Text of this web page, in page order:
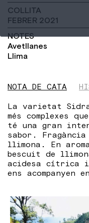
COLLITA
FEBRER 2021
NOTES
Avetllanes
Llima
NOTA DE CATA
La varietat
més complexes
té una gran
sabor.
llimona. En
bescuit de
acidesa cítrica i
ens acompanyen